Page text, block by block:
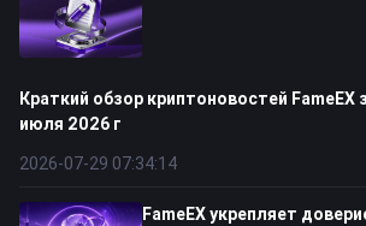
Краткий обзор криптоновостей FameEX
июля 2026 г
2026-07-29 07:34:14
FameEX укрепляет